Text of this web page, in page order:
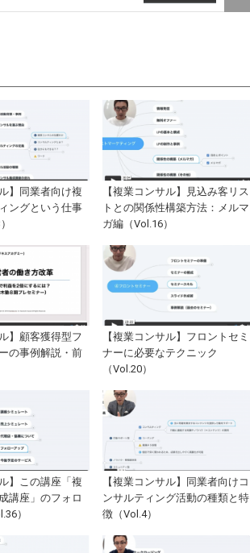
】同業者向け複
ングという仕事
【複業コンサル】見込み客リス
トとの関係性構築方法：メルマ
ガ編（Vol.16）
】顧客獲得型フ
の事例解説・前
【複業コンサル】フロントセミ
ナーに必要なテクニック
（Vol.20）
】この講座「複
講座」のフォロ
）
【複業コンサル】同業者向けコ
ンサルティング活動の種類と特
徴（Vol.4）